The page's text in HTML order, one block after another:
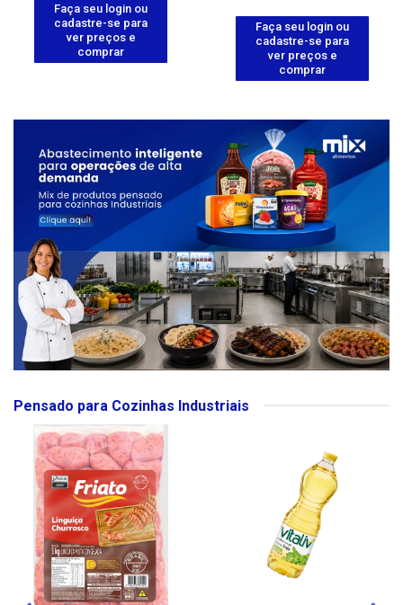
Faça seu login ou
cadastre-se para
ver preços e
comprar
Faça seu login ou
cadastre-se para
ver preços e
comprar
Pensado para Cozinhas Industriais